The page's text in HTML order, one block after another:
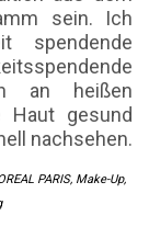
sein. Ich
spendende
an heißen
Haut gesund
nachsehen.
PARIS, Make-Up,